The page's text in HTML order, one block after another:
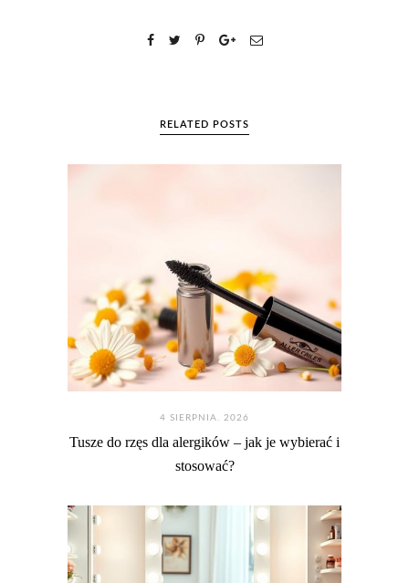
RELATED POSTS
4 SIERPNIA. 2026
Tusze do rzęs dla alergików – jak je wybierać i
stosować?